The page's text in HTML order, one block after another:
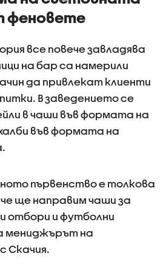
феновете
все повече завладява
на бар са намерили
да привлекат клиенти
В заведението се
в чаши във формата на
във формата на
първенство е толкова
ще направим чаши за
отбори и футболни
мениджърът на
Скачия.